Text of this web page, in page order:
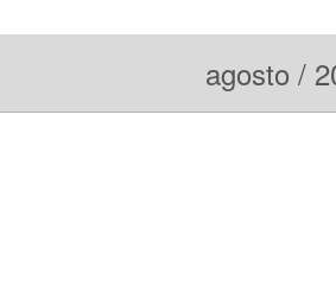
agosto /